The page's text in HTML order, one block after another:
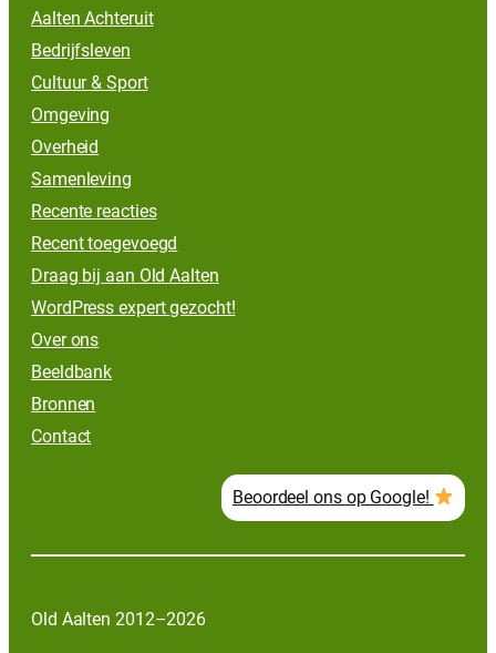
Aalten Achteruit
Bedrijfsleven
Cultuur & Sport
Omgeving
Overheid
Samenleving
Recente reacties
Recent toegevoegd
Draag bij aan Old Aalten
WordPress expert gezocht!
Over ons
Beeldbank
Bronnen
Contact
Beoordeel ons op Google!
Old Aalten 2012–2026